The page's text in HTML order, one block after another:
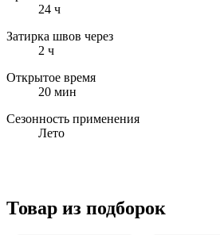
24 ч
Затирка швов через
2 ч
Открытое время
20 мин
Сезонность применения
Лето
Товар из подборок